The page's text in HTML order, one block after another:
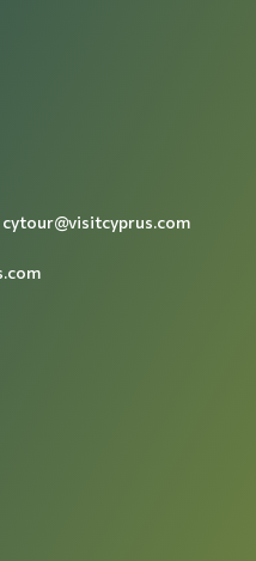
cytour@visitcyprus.com